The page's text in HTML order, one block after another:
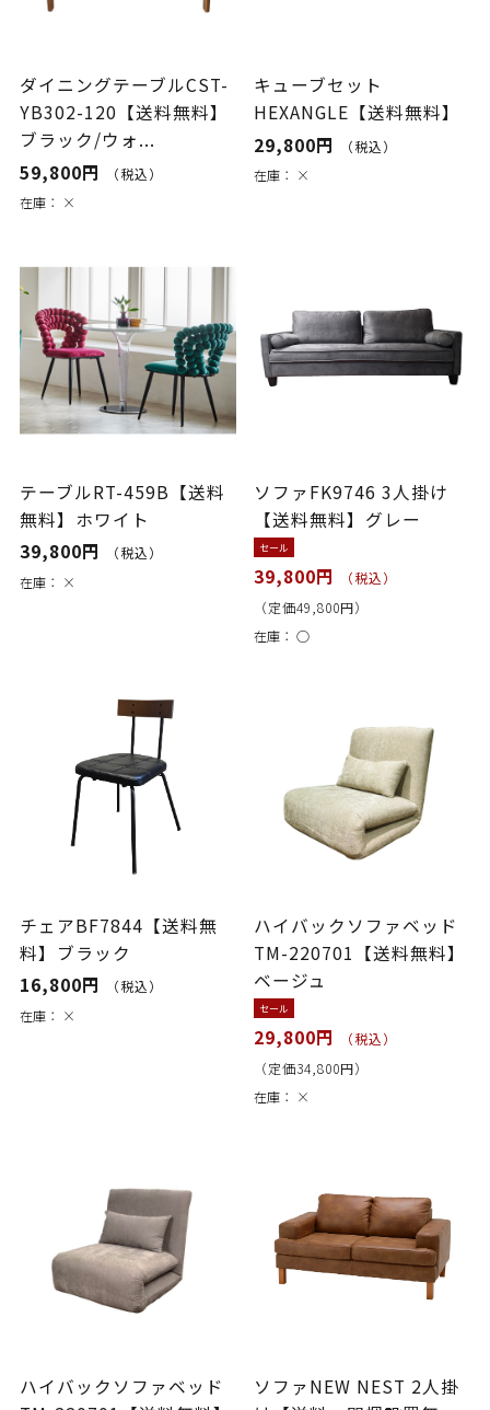
ダイニングテーブルCST-
YB302-120【送料無料】
ブラック/ウォ...
59,800円
（税込）
在庫： ×
キューブセット
HEXANGLE【送料無料】
29,800円
（税込）
在庫： ×
テーブルRT-459B【送料
無料】ホワイト
39,800円
（税込）
在庫： ×
ソファFK9746 3人掛け
【送料無料】グレー
セール
39,800円
（税込）
（定価49,800円）
在庫：○
チェアBF7844【送料無
料】ブラック
16,800円
（税込）
在庫： ×
ハイバックソファベッド
TM-220701【送料無料】
ベージュ
セール
29,800円
（税込）
（定価34,800円）
在庫： ×
ハイバックソファベッド
ソファNEW NEST 2人掛